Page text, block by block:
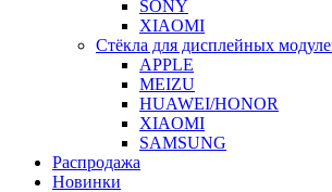
SONY
XIAOMI
Стёкла для дисплейных
APPLE
MEIZU
HUAWEI/HONOR
XIAOMI
SAMSUNG
Распродажа
Новинки